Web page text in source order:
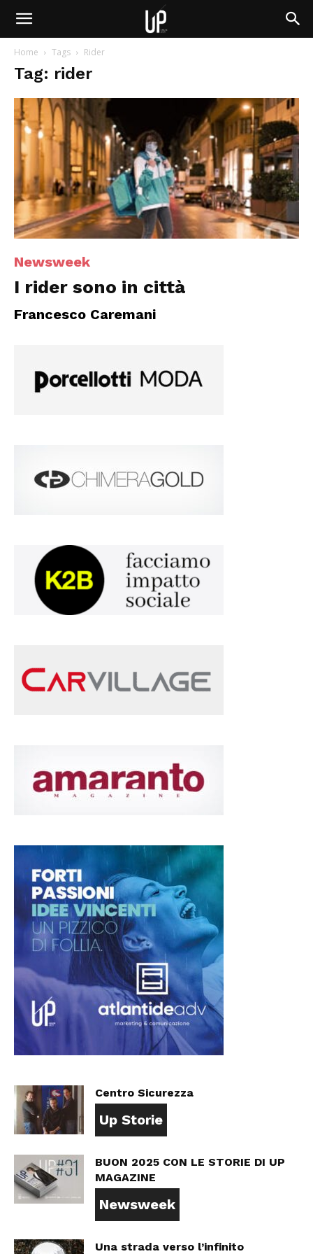
Home Tags Rider
Tag: rider
Newsweek
I rider sono in città
Francesco Caremani
Centro Sicurezza
Up Storie
BUON 2025 CON LE STORIE DI UP
MAGAZINE
Newsweek
Una strada verso l’infinito